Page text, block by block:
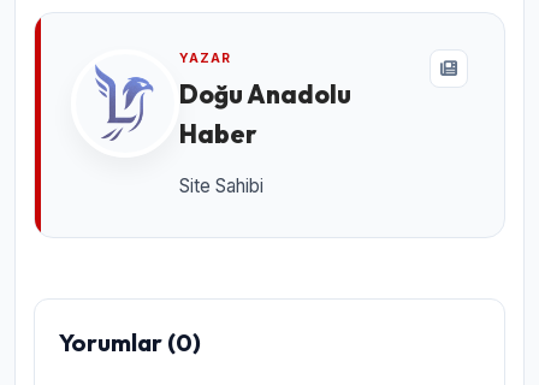
YAZAR
Doğu Anadolu
Haber
Site Sahibi
Yorumlar (0)